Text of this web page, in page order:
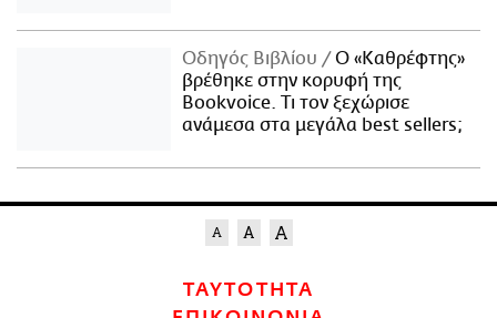
Οδηγός Βιβλίου
Ο «Καθρέφτης»
βρέθηκε στην κορυφή της
Bookvoice. Τι τον ξεχώρισε
ανάμεσα στα μεγάλα best sellers;
ΤΑΥΤΟΤΗΤΑ